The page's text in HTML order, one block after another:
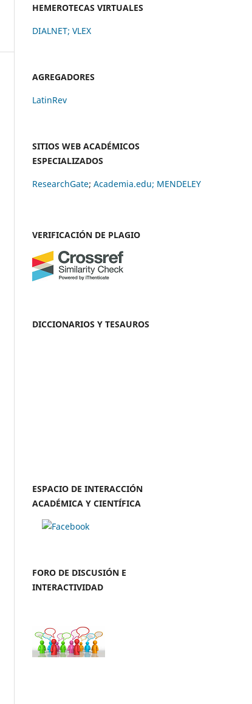
HEMEROTECAS VIRTUALES
DIALNET; VLEX
AGREGADORES
LatinRev
SITIOS WEB ACADÉMICOS
ESPECIALIZADOS
ResearchGate; Academia.edu; MENDELEY
VERIFICACIÓN DE PLAGIO
DICCIONARIOS Y TESAUROS
ESPACIO DE INTERACCIÓN
ACADÉMICA Y CIENTÍFICA
FORO DE DISCUSIÓN E
INTERACTIVIDAD